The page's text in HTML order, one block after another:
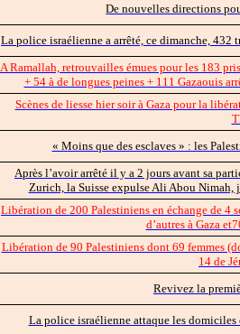
De nouvelles directions
La police israélienne a arrêté, ce dimanche,
A Ramallah, retrouvailles émues pour les 183
+ 54 à de longues peines + 111 Gazaouis
Scènes de liesse hier soir à Gaza pour la
« Moins que des esclaves » : les
Après l’avoir arrêté il y a 2 jours avant sa
Zurich, la Suisse expulse Ali Abou
Libération de 200 Palestiniens en échange de 4
d’autres à Gaza
Libération de 90 Palestiniens dont 69 femmes
14 de
Revivez la
La police israélienne attaque les